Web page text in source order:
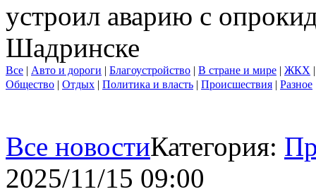
устроил аварию с
Шадринске
Все | Авто и дороги | Благоустройство | В стране и мире | ЖКХ
Общество | Отдых | Политика и власть | Происшествия | Разное
Все новостиКатегория:
2025/11/15 09:00